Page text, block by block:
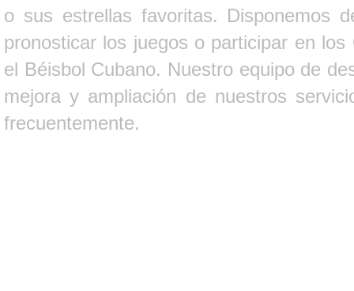
o sus estrellas favoritas. Disponemos
pronosticar los juegos o participar en
el Béisbol Cubano. Nuestro equipo de
mejora y ampliación de nuestros
frecuentemente.